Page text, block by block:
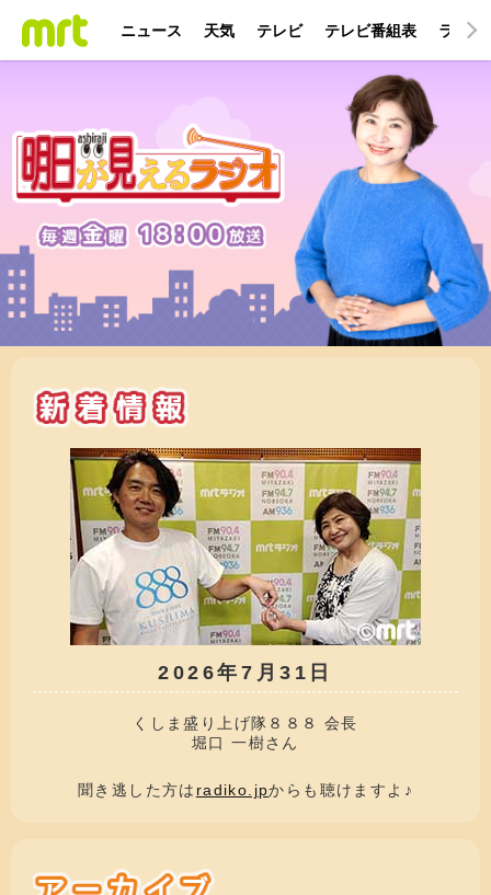
ニュース 天気 テレビ テレビ番組表 ラジオ
2026年7月31日
くしま盛り上げ隊８８８ 会長
堀口 一樹さん
聞き逃した方は radiko.jpからも聴けますよ♪